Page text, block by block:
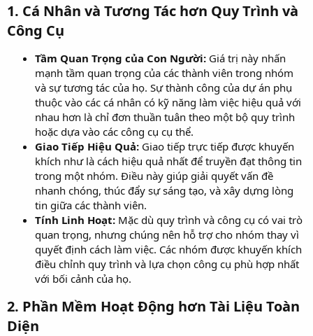
1. Cá Nhân và Tương Tác hơn Quy Trình và
Công Cụ
Tầm Quan Trọng của Con Người: Giá trị này nhấn
mạnh tầm quan trọng của các thành viên trong nhóm
và sự tương tác của họ. Sự thành công của dự án phụ
thuộc vào các cá nhân có kỹ năng làm việc hiệu quả với
nhau hơn là chỉ đơn thuần tuân theo một bộ quy trình
hoặc dựa vào các công cụ cụ thể.
Giao Tiếp Hiệu Quả: Giao tiếp trực tiếp được khuyến
khích như là cách hiệu quả nhất để truyền đạt thông tin
trong một nhóm. Điều này giúp giải quyết vấn đề
nhanh chóng, thúc đẩy sự sáng tạo, và xây dựng lòng
tin giữa các thành viên.
Tính Linh Hoạt: Mặc dù quy trình và công cụ có vai trò
quan trọng, nhưng chúng nên hỗ trợ cho nhóm thay vì
quyết định cách làm việc. Các nhóm được khuyến khích
điều chỉnh quy trình và lựa chọn công cụ phù hợp nhất
với bối cảnh của họ.
2. Phần Mềm Hoạt Động hơn Tài Liệu Toàn
Diện